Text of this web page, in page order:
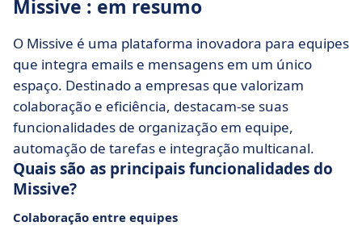
Missive : em resumo
O Missive é uma plataforma inovadora para equipes
que integra emails e mensagens em um único
espaço. Destinado a empresas que valorizam
colaboração e eficiência, destacam-se suas
funcionalidades de organização em equipe,
automação de tarefas e integração multicanal.
Quais são as principais funcionalidades do
Missive?
Colaboração entre equipes